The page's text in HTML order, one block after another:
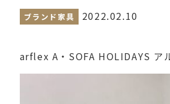
ブランド家具 2022.02.10
arflex A・SOFA HOLIDAYS ア